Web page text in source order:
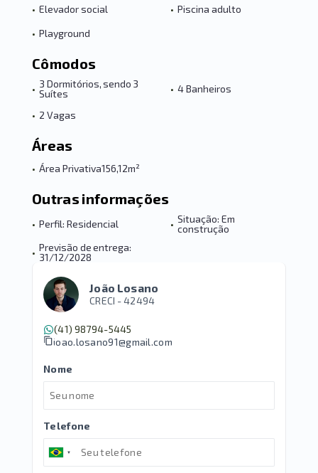
• Elevador social • Piscina adulto
• Playground
Cômodos
• 3 Dormitórios, sendo 3
Suítes
• 4 Banheiros
• 2 Vagas
Áreas
• Área Privativa156,12m²
Outras informações
• Perfil: Residencial • Situação: Em
construção
• Previsão de entrega:
31/12/2028
João Losano
CRECI -42494
(41) 98794-5445
joao.losano91@gmail.com
Nome
Telefone